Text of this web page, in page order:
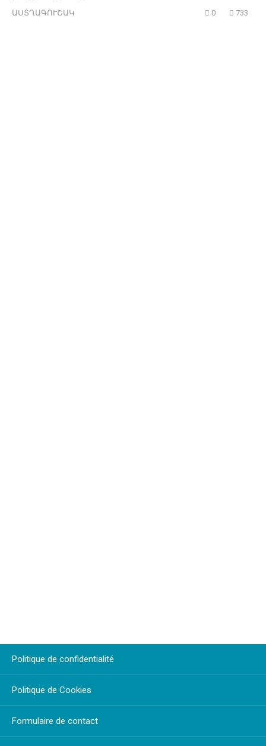
ԱՍՏՂԱԳՈՒՇԱԿ 0 733
Politique de confidentialité
Politique de Cookies
Formulaire de contact